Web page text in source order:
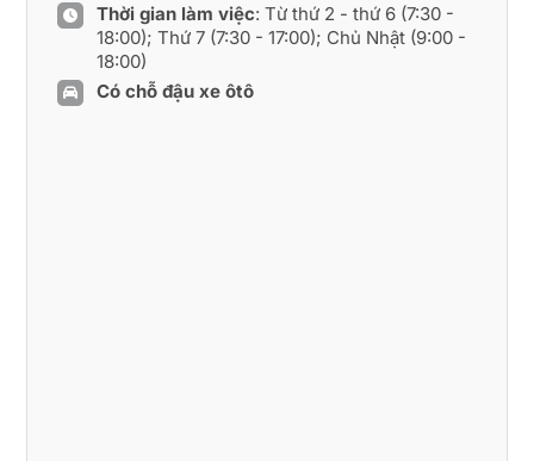
Thời gian làm việc: Từ thứ 2 - thứ 6 (7:30 -
18:00); Thứ 7 (7:30 - 17:00); Chủ Nhật (9:00 -
18:00)
Có chỗ đậu xe ôtô